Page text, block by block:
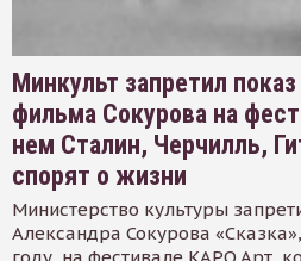
Минкульт запретил
фильма Сокурова на
нем Сталин, Черчилль,
спорят о жизни
Министерство культуры
Александра Сокурова